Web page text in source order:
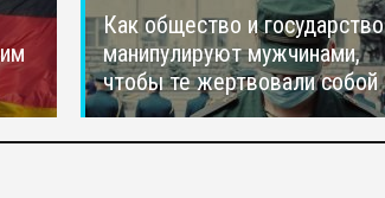
Как общество и государство
манипулируют мужчинами,
чтобы те жертвовали собой